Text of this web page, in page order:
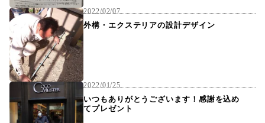
2022/02/07
外構・エクステリアの設計デザイン
2022/01/25
いつもありがとうございます！感謝を込め
てプレゼント